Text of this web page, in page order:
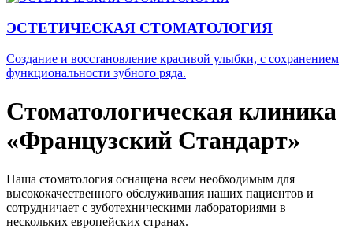
ЭСТЕТИЧЕСКАЯ СТОМАТОЛОГИЯ
Создание и восстановление красивой улыбки, с сохранением
функциональности зубного ряда.
Стоматологическая клиника
«Французский Стандарт»
Наша стоматология оснащена всем необходимым для
высококачественного обслуживания наших пациентов и
сотрудничает с зуботехническими лабораториями в
нескольких европейских странах.